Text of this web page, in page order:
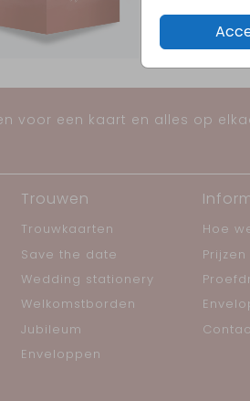
voor een kaart en alles op
Trouwen
Trouwkaarten
Save the date
Wedding stationery
Welkomstborden
Jubileum
Enveloppen
Hoe
Prijzen